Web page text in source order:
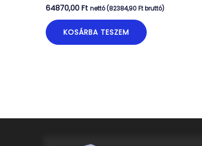
64870,00Ft nettó (82384,90 Ft bruttó)
KOSÁRBA TESZEM